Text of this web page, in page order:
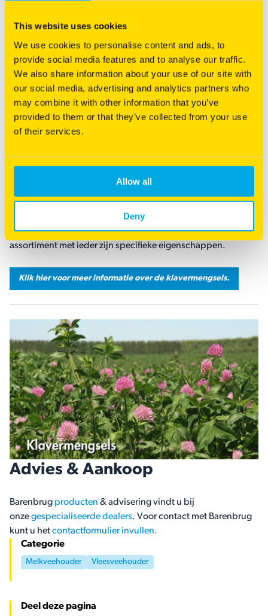
This website uses cookies
We use cookies to personalise content and ads, to
provide social media features and to analyse our traffic.
We also share information about your use of our site with
our social media, advertising and analytics partners who
may combine it with other information that you’ve
provided to them or that they’ve collected from your use
of their services.
Allow all
Deny
Het optimale maaimoment
Naast het gebruik van klaver in een weide is het optimale
maaimoment essentieel voor een hoog eiwitgehalte in het
gras. Stel, bij een snede van 3500 kilo droge stof is het
aandeel eiwit 560 kilo. Dit is een ideaal maaimoment, immers
het eiwitgehalte is dan 16%. Als het gras door groeit komt er
aandeel eiwit blijft 560 kilo, met het gevolg dat het
Barenbrug heeft een aantal klavermengsels in haar
assortiment met ieder zijn specifieke eigenschappen.
Klik hier voor meer informatie over de klavermengsels.
Advies & Aankoop
Barenbrug producten & advisering vindt u bij
onzegespecialiseerde dealers. Voor contact met Barenbrug
kunt u hetcontactformulier invullen.
Categorie
Melkveehouder Vleesveehouder
Deel deze pagina